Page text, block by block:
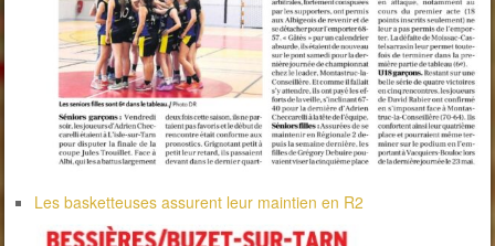
Les basketteuses assurent leur maintien en R2